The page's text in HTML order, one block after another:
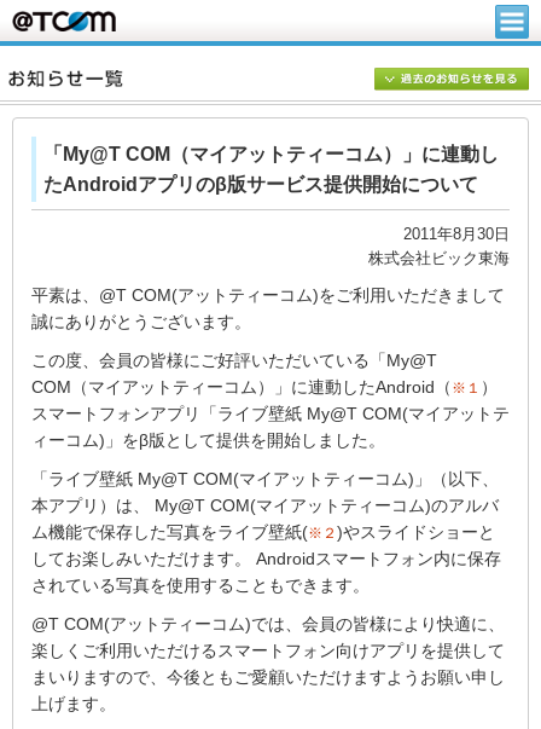
「My@T COM（マイアットティーコム）」に連動し
たAndroidアプリのβ版サービス提供開始について
2011年8月30日
株式会社ビック東海
平素は、@T COM(アットティーコム)をご利用いただきまして
誠にありがとうございます。
この度、会員の皆様にご好評いただいている「My@T
COM（マイアットティーコム）」に連動したAndroid（ ※１ ）
スマートフォンアプリ「ライブ壁紙 My@T COM(マイアットテ
ィーコム)」をβ版として提供を開始しました。
「ライブ壁紙 My@T COM(マイアットティーコム)」（以下、
本アプリ）は、 My@T COM(マイアットティーコム)のアルバ
ム機能で保存した写真をライブ壁紙(※２ )やスライドショーと
してお楽しみいただけます。 Androidスマートフォン内に保存
されている写真を使用することもできます。
@T COM(アットティーコム)では、会員の皆様により快適に、
楽しくご利用いただけるスマートフォン向けアプリを提供して
まいりますので、今後ともご愛顧いただけますようお願い申し
上げます。